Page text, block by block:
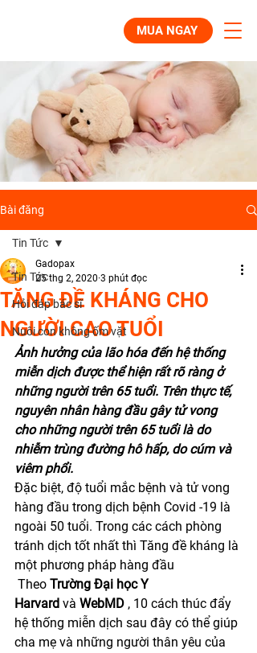
MUA NGAY
Bài đăng
Tin Tức
Hỏi đáp bác sĩ
Nuôi con không ốm vặt
Tin Tức
TĂNG ĐỀ KHÁNG CHO
NGƯỜI CAO TUỔI
Gadopax
25 thg 2, 2020 3 phút đọc
Ảnh hưởng của lão hóa đến hệ thống
miễn dịch được thể hiện rất rõ ràng ở
những người trên 65 tuổi. Trên thực tế,
nguyên nhân hàng đầu gây tử vong
cho những người trên 65 tuổi là do
nhiễm trùng đường hô hấp, do cúm và
viêm phổi.
Đặc biệt, độ tuổi mắc bệnh và tử vong
hàng đầu trong dịch bệnh Covid -19 là
ngoài 50 tuổi. Trong các cách phòng
tránh dịch tốt nhất thì Tăng đề kháng là
một phương pháp hàng đầu
Theo Trường Đại học Y
Harvard và WebMD , 10 cách thúc đẩy
hệ thống miễn dịch sau đây có thể giúp
cha mẹ và những người thân yêu của